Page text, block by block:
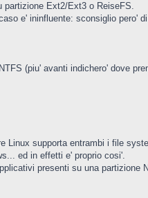
partizione Ext2/Ext3 o ReiseFS.
e' ininfluente: sconsiglio pero'
(piu' avanti indichero' dove
Linux supporta entrambi i file
ed in effetti e' proprio cosi'.
presenti su una